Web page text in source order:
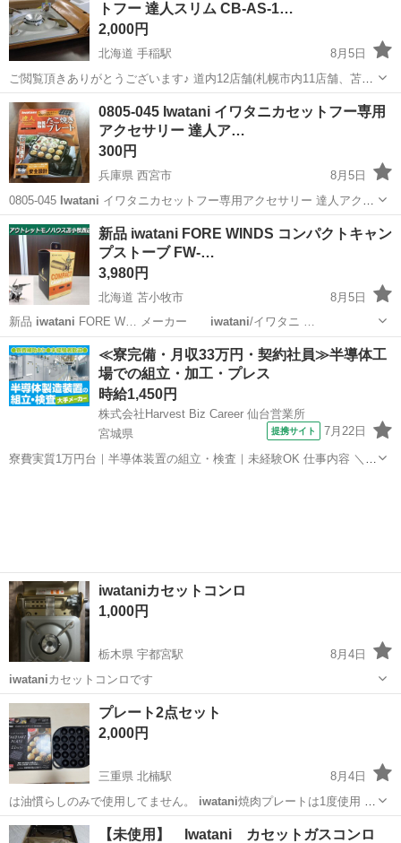
コード系など、...
トフー 達人スリム CB-AS-1…
2,000円
北海道 手稲駅
8月5日
ご閲覧頂きありがとうございます♪ 道内12店舗(札幌市内11店舗、苫小
牧1店舗)展開のリサイクルショップ アウトレットモノハウス系列のテ
ィーマート手稲店です。 交通系、流通系、クレジットカード系、QR
コード系など、...
北海道 札幌市 Iwatani
0805-045 Iwatani イワタニカセットフー専用
アクセサリー 達人ア…
300円
兵庫県 西宮市
8月5日
0805-045 Iwatani イワタニカセットフー専用アクセサリー 達人アクセ
サリーシリーズ たこ焼きプレート CB-P-T 【状態】 ・致命的なダメー
ジなどはなく、まだまだ使える商品です ・詳細は現地でご...
兵庫 西宮市 調理器具
新品 iwatani FORE WINDS コンパクトキャン
プストーブ FW-…
3,980円
北海道 苫小牧市
8月5日
新品 iwatani FORE W… メーカー iwatani/イワタニ …
北海道 苫小牧市 その他 WINDS
≪寮完備・月収33万円・契約社員≫半導体工
場での組立・加工・プレス
時給1,450円
株式会社Harvest Biz Career 仙台営業所
宮城県
提携サイト 7月22日
寮費実質1万円台｜半導体装置の組立・検査｜未経験OK 仕事内容 ＼半
iwataniカセットコンロ
1,000円
栃木県 宇都宮駅
8月4日
iwatani カセットコンロです
栃木 宇都宮市 宇都宮駅 調理器具
プレート2点セット
2,000円
三重県 北楠駅
8月4日
は油慣らしのみで使用してません。 iwatani焼肉プレートは1度使用 使
用済網1…
三重 四日市市 北楠駅
【未使用】 Iwatani カセットガスコンロ